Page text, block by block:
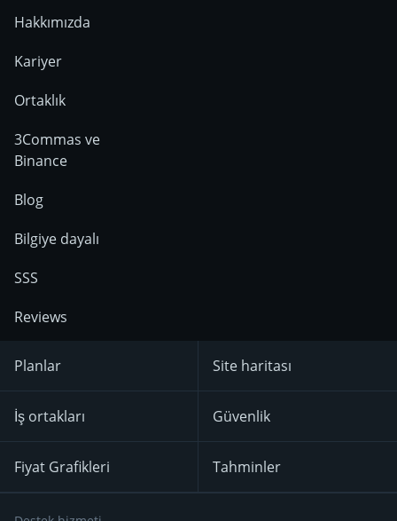
Hakkımızda
Kariyer
Ortaklık
3Commas ve
Binance
Blog
Bilgiye dayalı
SSS
Reviews
Planlar
İş ortakları
Fiyat Grafikleri
Site haritası
Güvenlik
Tahminler